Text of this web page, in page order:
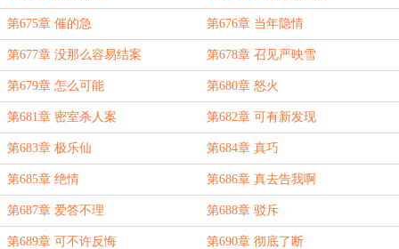
第675章 催的急 第676章 当年隐情
第677章 没那么容易结案 第678章 召见严映雪
第679章 怎么可能 第680章 怒火
第681章 密室杀人案 第682章 可有新发现
第683章 极乐仙 第684章 真巧
第685章 绝情 第686章 真去告我啊
第687章 爱答不理 第688章 驳斥
第689章 可不许反悔 第690章 彻底了断